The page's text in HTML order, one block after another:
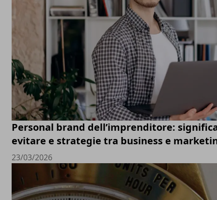
Personal brand dell’imprenditore:
evitare e strategie tra business e
23/03/2026